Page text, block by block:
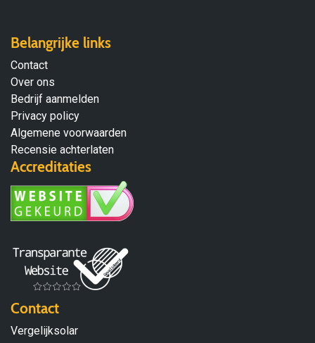
Belangrijke links
Contact
Over ons
Bedrijf aanmelden
Privacy policy
Algemene voorwaarden
Recensie achterlaten
Accreditaties
Contact
Vergelijksolar